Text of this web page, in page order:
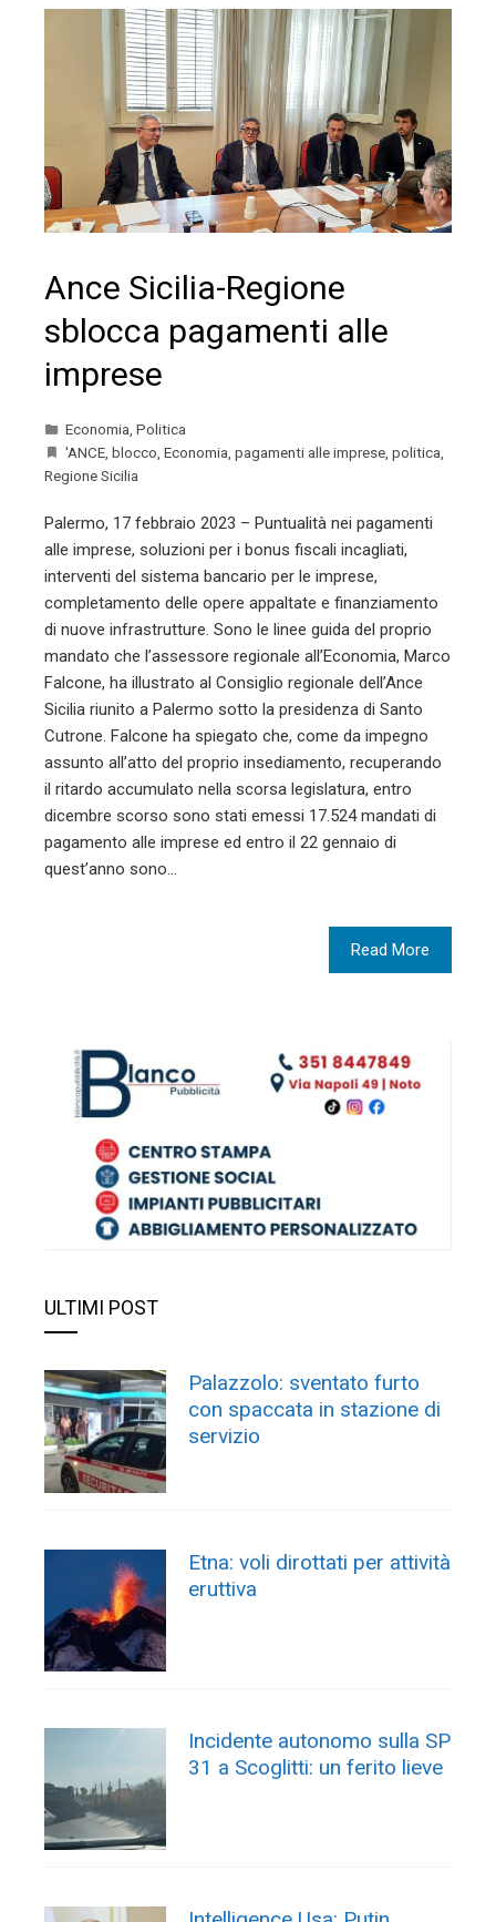
Ance Sicilia-Regione
sblocca pagamenti alle
imprese
Economia, Politica
'ANCE, blocco, Economia, pagamenti alle imprese, politica,
Regione Sicilia
Palermo, 17 febbraio 2023 – Puntualità nei pagamenti
alle imprese, soluzioni per i bonus fiscali incagliati,
interventi del sistema bancario per le imprese,
completamento delle opere appaltate e finanziamento
di nuove infrastrutture. Sono le linee guida del proprio
mandato che l’assessore regionale all’Economia, Marco
Falcone, ha illustrato al Consiglio regionale dell’Ance
Sicilia riunito a Palermo sotto la presidenza di Santo
Cutrone. Falcone ha spiegato che, come da impegno
assunto all’atto del proprio insediamento, recuperando
il ritardo accumulato nella scorsa legislatura, entro
dicembre scorso sono stati emessi 17.524 mandati di
pagamento alle imprese ed entro il 22 gennaio di
quest’anno sono…
Read More
ULTIMI POST
Palazzolo: sventato furto
con spaccata in stazione di
servizio
Etna: voli dirottati per attività
eruttiva
Incidente autonomo sulla SP
31 a Scoglitti: un ferito lieve